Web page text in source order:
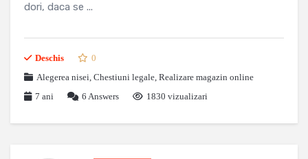
dori, daca se ...
Deschis
0
Alegerea nisei, Chestiuni legale, Realizare magazin online
7 ani
6 Answers 1830 vizualizari